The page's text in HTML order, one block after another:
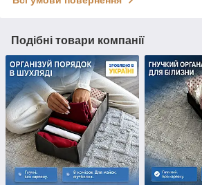
Подібні товари компанії